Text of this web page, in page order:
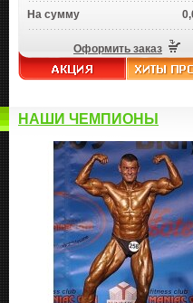
На сумму
Оформить заказ
НАШИ ЧЕМПИОНЫ